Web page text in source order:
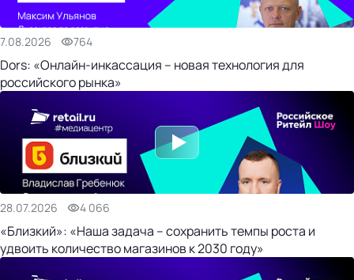
7.08.2026 764
Dors: «Онлайн-инкассация – новая технология для
российского рынка»
28.07.2026 4 066
«Близкий»: «Наша задача – сохранить темпы роста и
удвоить количество магазинов к 2030 году»